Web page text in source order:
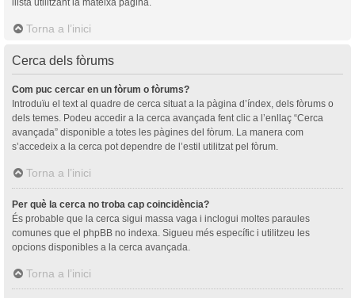
Torna a l’inici
Cerca dels fòrums
Com puc cercar en un fòrum o fòrums?
Introduïu el text al quadre de cerca situat a la pàgina d’índex, dels fòrums o
dels temes. Podeu accedir a la cerca avançada fent clic a l’enllaç “Cerca
avançada” disponible a totes les pàgines del fòrum. La manera com
s’accedeix a la cerca pot dependre de l’estil utilitzat pel fòrum.
Torna a l’inici
Per què la cerca no troba cap coincidència?
És probable que la cerca sigui massa vaga i inclogui moltes paraules
comunes que el phpBB no indexa. Sigueu més específic i utilitzeu les
opcions disponibles a la cerca avançada.
Torna a l’inici